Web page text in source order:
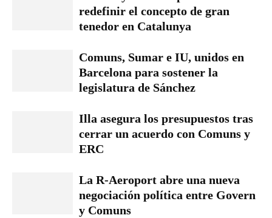
redefinir el concepto de gran
tenedor en Catalunya
Comuns, Sumar e IU, unidos en
Barcelona para sostener la
legislatura de Sánchez
Illa asegura los presupuestos tras
cerrar un acuerdo con Comuns y
ERC
La R-Aeroport abre una nueva
negociación política entre Govern
y Comuns